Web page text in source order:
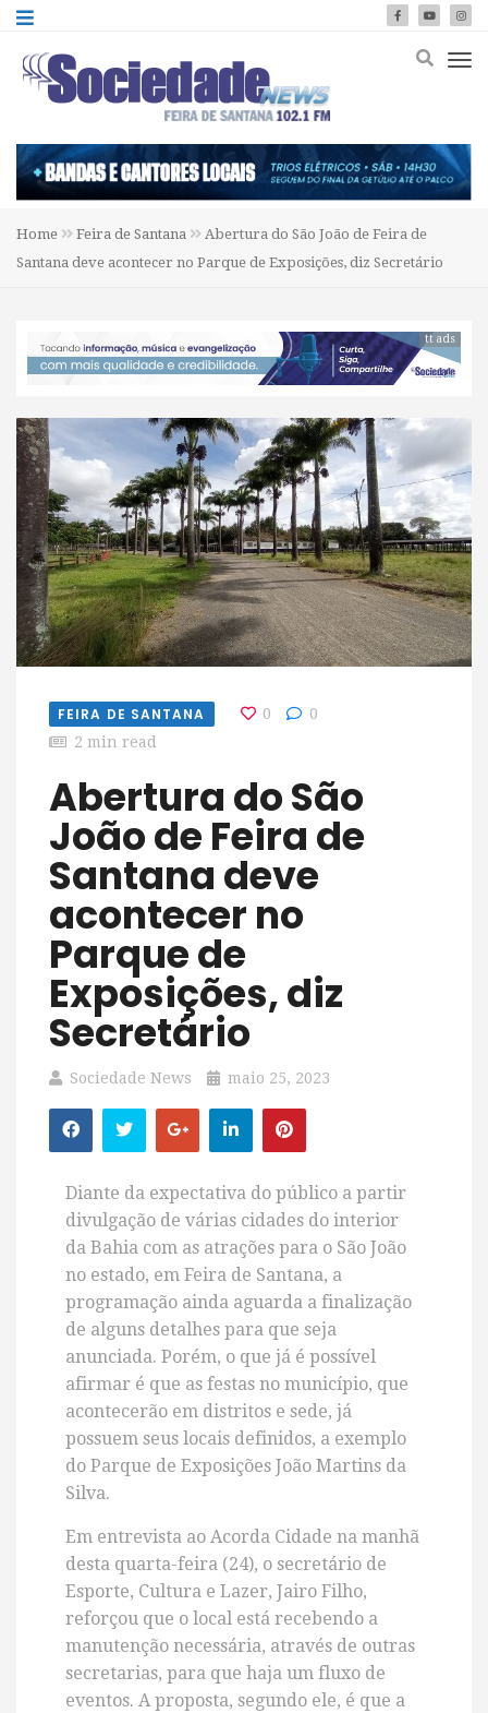
Home Feira de Santana
Abertura do São João de Feira de
Santana deve acontecer no Parque de Exposições, diz Secretário
tt ads
FEIRA DE SANTANA 0
0
2 min read
Abertura do São
João de Feira de
Santana deve
acontecer no
Parque de
Exposições, diz
Secretário
Sociedade News maio 25, 2023
Diante da expectativa do público a partir
divulgação de várias cidades do interior
da Bahia com as atrações para o São João
no estado, em Feira de Santana, a
programação ainda aguarda a finalização
de alguns detalhes para que seja
anunciada. Porém, o que já é possível
afirmar é que as festas no município, que
acontecerão em distritos e sede, já
possuem seus locais definidos, a exemplo
do Parque de Exposições João Martins da
Silva.
Em entrevista ao Acorda Cidade na manhã
desta quarta-feira (24), o secretário de
Esporte, Cultura e Lazer, Jairo Filho,
reforçou que o local está recebendo a
manutenção necessária, através de outras
secretarias, para que haja um fluxo de
eventos. A proposta, segundo ele, é que a